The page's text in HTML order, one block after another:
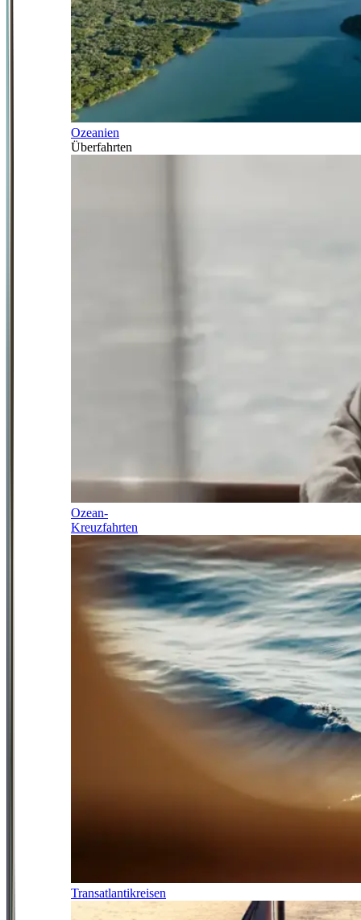
Ozeanien
Überfahrten
Ozean-
Kreuzfahrten
Transatlantikreisen